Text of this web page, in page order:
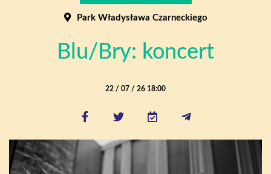
Park Władysława Czarneckiego
Blu/Bry: koncert
22 / 07 / 26 18:00